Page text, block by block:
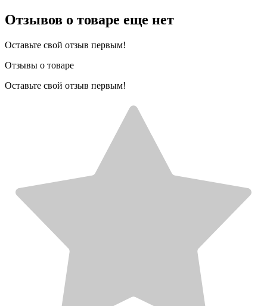
Отзывов о товаре еще нет
Оставьте свой отзыв первым!
Отзывы о товаре
Оставьте свой отзыв первым!